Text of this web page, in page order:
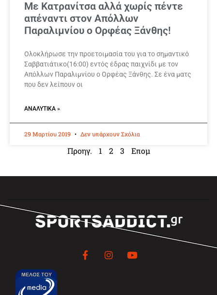
Με Κατρανίτσα αλλά χωρίς πέντε
απέναντι στον Απόλλων
Παραλιμνίου ο Ορφέας Ξάνθης!
Ολοκλήρωσε την προετοιμασία του για το σημαντικό
Σαββατιάτικο(16:00) εντός έδρας παιχνίδι με τον
Απόλλων Παραλιμνίου ο Ορφέας Ξάνθης. Σε ένα ματς
που δεν λείπουν οι
ΑΝΑΛΥΤΙΚΆ »
29 Μαρτίου 2019 Δεν υπάρχουν Σχόλια
Προηγ. 1 2 3 Επομ